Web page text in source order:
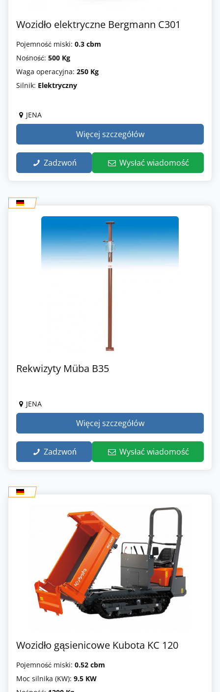
Wozidło elektryczne Bergmann C301
Pojemność miski: 0.3 cbm
Nośność: 500 Kg
Waga operacyjna: 250 Kg
Silnik: Elektryczny
JENA
Więcej szczegółów
Zadzwoń Wysłać wiadomość
Rekwizyty Müba B35
JENA
Więcej szczegółów
Zadzwoń Wysłać wiadomość
Wozidło gąsienicowe Kubota KC 120
Pojemność miski: 0.52 cbm
Moc silnika (KW): 9.5 KW